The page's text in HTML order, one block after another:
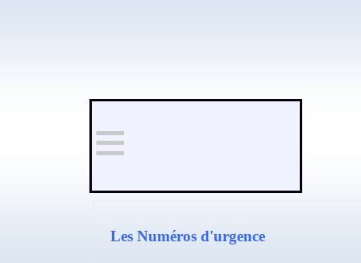
≡
Les Numéros d'urgence